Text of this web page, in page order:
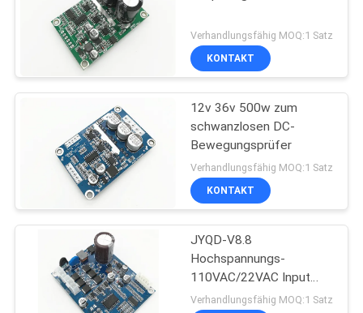
Verhandlungsfähig MOQ:1 Satz
KONTAKT
12v 36v 500w zum
schwanzlosen DC-
Bewegungsprüfer
Verhandlungsfähig MOQ:1 Satz
KONTAKT
JYQD-V8.8
Hochspannungs-
110VAC/22VAC Input
BLDC Lokführer
Verhandlungsfähig MOQ:1 Satz